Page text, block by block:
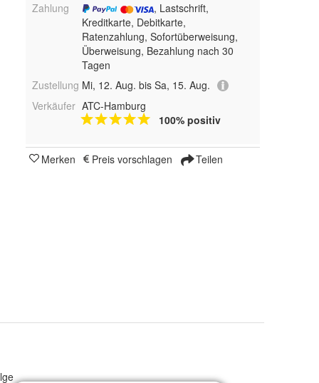
Zahlung
, Lastschrift,
Kreditkarte, Debitkarte,
Ratenzahlung, Sofortüberweisung,
Überweisung, Bezahlung nach 30
Tagen
Zustellung Mi, 12. Aug. bis Sa, 15. Aug.
Verkäufer ATC-Hamburg
100% positiv
Merken Preis vorschlagen Teilen